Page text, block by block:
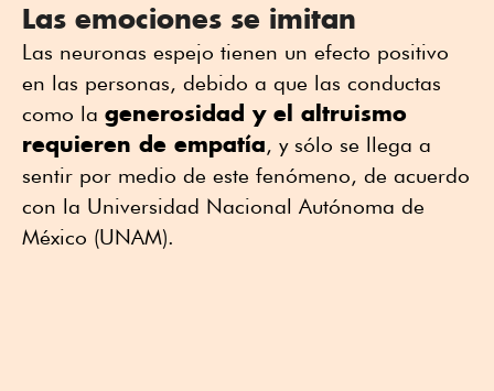
Las emociones se imitan
Las neuronas espejo tienen un efecto positivo
en las personas, debido a que las conductas
como la generosidad y el altruismo
requieren de empatía, y sólo se llega a
sentir por medio de este fenómeno, de acuerdo
con la Universidad Nacional Autónoma de
México (UNAM).